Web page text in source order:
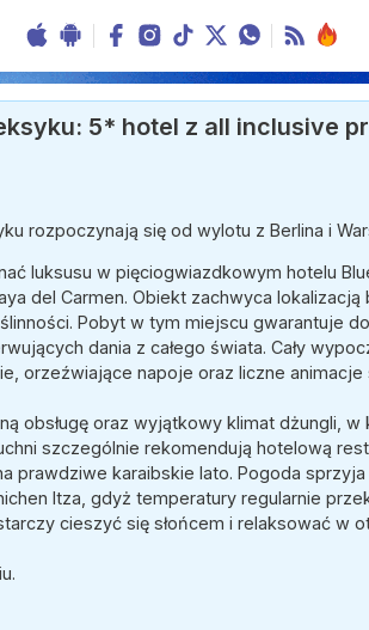
5* hotel z all inclusive
rozpoczynają się od wylotu z Berlina i
luksusu w pięciogwiazdkowym hotelu
del Carmen. Obiekt zachwyca
Pobyt w tym miejscu gwarantuje
dania z całego świata. Cały
orzeźwiające napoje oraz liczne animacje
obsługę oraz wyjątkowy klimat dżungli, w
szczególnie rekomendują hotelową
prawdziwe karaibskie lato. Pogoda
Itza, gdyż temperatury regularnie
cieszyć się słońcem i relaksować w